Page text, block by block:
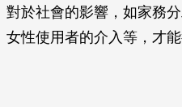
對於社會的影響，如家務
女性使用者的介入等，才